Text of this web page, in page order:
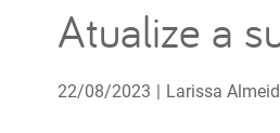
Atualize a
22/08/2023 | Larissa